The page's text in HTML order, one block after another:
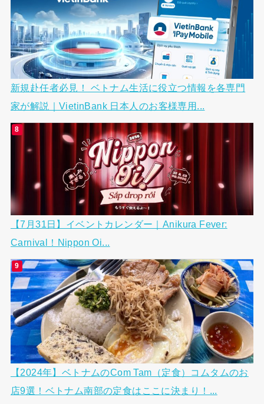
新規赴任者必見！ ベトナム生活に役立つ情報を各専門
家が解説｜VietinBank 日本人のお客様専用...
【7月31日】イベントカレンダー｜Anikura Fever:
Carnival！Nippon Oi...
【2024年】ベトナムのCom Tam（定食）コムタムのお
店9選！ベトナム南部の定食はここに決まり！...